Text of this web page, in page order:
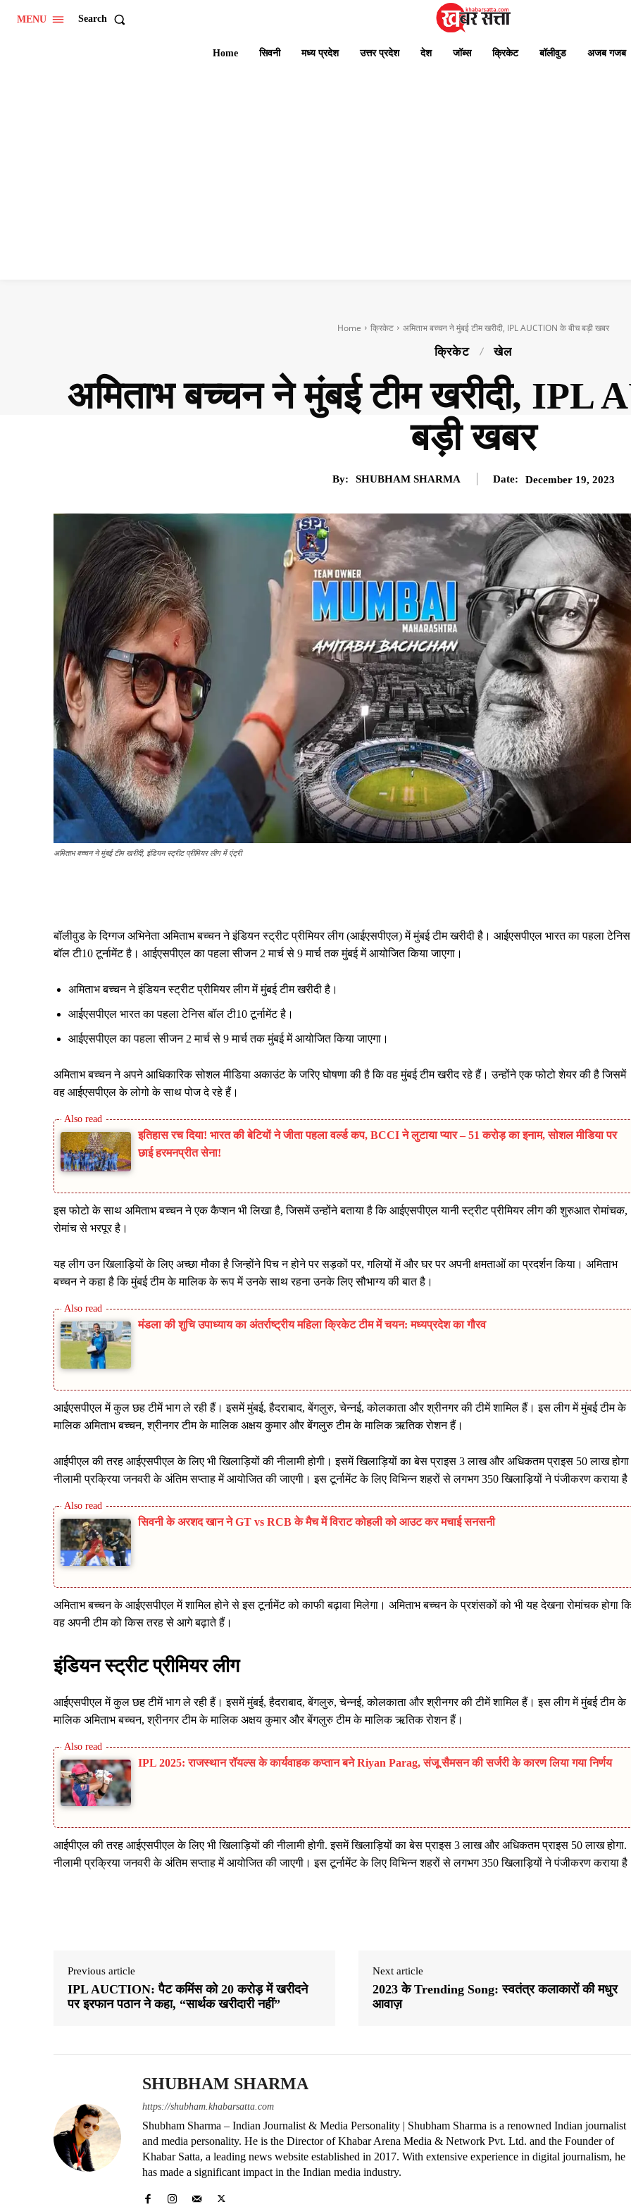
MENU Search
Home सिवनी मध्य प्रदेश उत्तर प्रदेश देश जॉब्स क्रिकेट बॉलीवुड अजब गजब
Home क्रिकेट अमिताभ बच्चन ने मुंबई टीम खरीदी, IPL AUCTION के बीच बड़ी खबर
क्रिकेट खेल
अमिताभ बच्चन ने मुंबई टीम खरीदी, IPL
बड़ी खबर
By: SHUBHAM SHARMA Date: December 19, 2023
अमिताभ बच्चन ने मुंबई टीम खरीदी, इंडियन स्ट्रीट प्रीमियर लीग में एंट्री
बॉलीवुड के दिग्गज अभिनेता अमिताभ बच्चन ने इंडियन स्ट्रीट प्रीमियर लीग (आईएसपीएल) में मुंबई टीम खरीदी है। आईएसपीएल भारत का पहला टेनिस
बॉल टी10 टूर्नामेंट है। आईएसपीएल का पहला सीजन 2 मार्च से 9 मार्च तक मुंबई में आयोजित किया जाएगा।
अमिताभ बच्चन ने इंडियन स्ट्रीट प्रीमियर लीग में मुंबई टीम खरीदी है।
आईएसपीएल भारत का पहला टेनिस बॉल टी10 टूर्नामेंट है।
आईएसपीएल का पहला सीजन 2 मार्च से 9 मार्च तक मुंबई में आयोजित किया जाएगा।
अमिताभ बच्चन ने अपने आधिकारिक सोशल मीडिया अकाउंट के जरिए घोषणा की है कि वह मुंबई टीम खरीद रहे हैं। उन्होंने एक फोटो शेयर की है जिसमें
वह आईएसपीएल के लोगो के साथ पोज दे रहे हैं।
इतिहास रच दिया! भारत की बेटियों ने जीता पहला वर्ल्ड कप, BCCI ने लुटाया प्यार – 51 करोड़ का इनाम, सोशल मीडिया पर
छाई हरमनप्रीत सेना!
इस फोटो के साथ अमिताभ बच्चन ने एक कैप्शन भी लिखा है, जिसमें उन्होंने बताया है कि आईएसपीएल यानी स्ट्रीट प्रीमियर लीग की शुरुआत रोमांचक,
रोमांच से भरपूर है।
यह लीग उन खिलाड़ियों के लिए अच्छा मौका है जिन्होंने पिच न होने पर सड़कों पर, गलियों में और घर पर अपनी क्षमताओं का प्रदर्शन किया। अमिताभ
बच्चन ने कहा है कि मुंबई टीम के मालिक के रूप में उनके साथ रहना उनके लिए सौभाग्य की बात है।
मंडला की शुचि उपाध्याय का अंतर्राष्ट्रीय महिला क्रिकेट टीम में चयन: मध्यप्रदेश का गौरव
आईएसपीएल में कुल छह टीमें भाग ले रही हैं। इसमें मुंबई, हैदराबाद, बेंगलुरु, चेन्नई, कोलकाता और श्रीनगर की टीमें शामिल हैं। इस लीग में मुंबई टीम के
मालिक अमिताभ बच्चन, श्रीनगर टीम के मालिक अक्षय कुमार और बेंगलुरु टीम के मालिक ऋतिक रोशन हैं।
आईपीएल की तरह आईएसपीएल के लिए भी खिलाड़ियों की नीलामी होगी। इसमें खिलाड़ियों का बेस प्राइस 3 लाख और अधिकतम प्राइस 50 लाख
नीलामी प्रक्रिया जनवरी के अंतिम सप्ताह में आयोजित की जाएगी। इस टूर्नामेंट के लिए विभिन्न शहरों से लगभग 350 खिलाड़ियों ने पंजीकरण कराया
सिवनी के अरशद खान ने GT vs RCB के मैच में विराट कोहली को आउट कर मचाई सनसनी
अमिताभ बच्चन के आईएसपीएल में शामिल होने से इस टूर्नामेंट को काफी बढ़ावा मिलेगा। अमिताभ बच्चन के प्रशंसकों को भी यह देखना रोमांचक होगा
वह अपनी टीम को किस तरह से आगे बढ़ाते हैं।
इंडियन स्ट्रीट प्रीमियर लीग
आईएसपीएल में कुल छह टीमें भाग ले रही हैं। इसमें मुंबई, हैदराबाद, बेंगलुरु, चेन्नई, कोलकाता और श्रीनगर की टीमें शामिल हैं। इस लीग में मुंबई टीम के
मालिक अमिताभ बच्चन, श्रीनगर टीम के मालिक अक्षय कुमार और बेंगलुरु टीम के मालिक ऋतिक रोशन हैं।
IPL 2025: राजस्थान रॉयल्स के कार्यवाहक कप्तान बने Riyan Parag, संजू सैमसन की सर्जरी के कारण लिया गया निर्णय
आईपीएल की तरह आईएसपीएल के लिए भी खिलाड़ियों की नीलामी होगी. इसमें खिलाड़ियों का बेस प्राइस 3 लाख और अधिकतम प्राइस 50 लाख होगा.
नीलामी प्रक्रिया जनवरी के अंतिम सप्ताह में आयोजित की जाएगी। इस टूर्नामेंट के लिए विभिन्न शहरों से लगभग 350 खिलाड़ियों ने पंजीकरण कराया
Previous article
IPL AUCTION: पैट कमिंस को 20 करोड़ में खरीदने
पर इरफान पठान ने कहा, “सार्थक खरीदारी नहीं”
Next article
2023 के Trending Song: स्वतंत्र कलाकारों की मधुर
आवाज़
SHUBHAM SHARMA
https://shubham.khabarsatta.com
Shubham Sharma – Indian Journalist & Media Personality | Shubham Sharma is a renowned Indian journalist
and media personality. He is the Director of Khabar Arena Media & Network Pvt. Ltd. and the Founder of
Khabar Satta, a leading news website established in 2017. With extensive experience in digital journalism, he
has made a significant impact in the Indian media industry.